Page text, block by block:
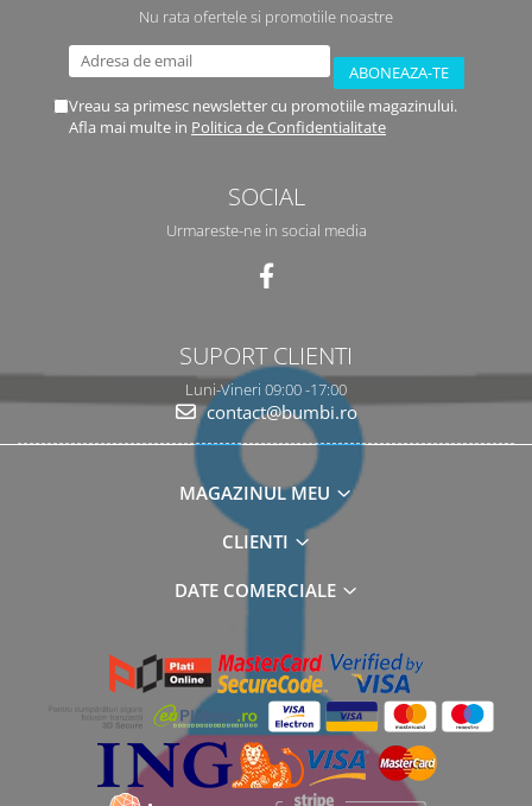
Nu rata ofertele si promotiile noastre
Vreau sa primesc newsletter cu promotiile magazinului.
Afla mai multe in Politica de Confidentialitate
SOCIAL
Urmareste-ne in social media
SUPORT CLIENTI
Luni-Vineri 09:00 -17:00
contact@bumbi.ro
MAGAZINUL MEU
CLIENTI
DATE COMERCIALE